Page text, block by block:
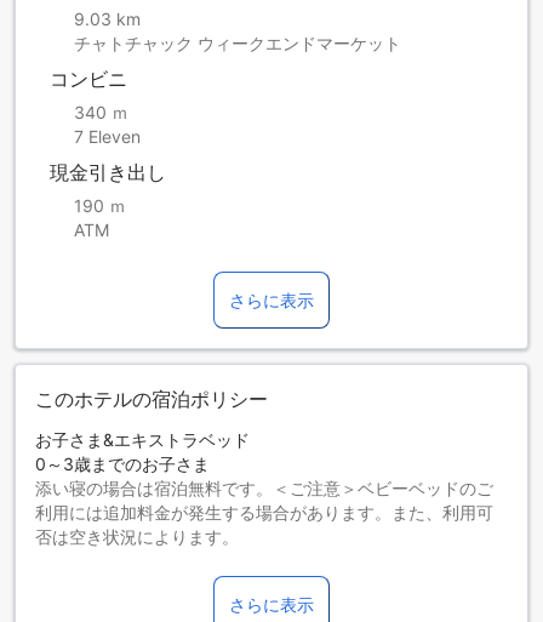
9.03 km
チャトチャック ウィークエンドマーケット
コンビニ
340 ｍ
7 Eleven
現金引き出し
190 ｍ
ATM
さらに表示
このホテルの宿泊ポリシー
お子さま&エキストラベッド
0～3歳までのお子さま
添い寝の場合は宿泊無料です。＜ご注意＞ベビーベッドのご
利用には追加料金が発生する場合があります。また、利用可
否は空き状況によります。
添い寝の場合は宿泊無料です。
12歳以上の宿泊者は大人とみなされます。
さらに表示